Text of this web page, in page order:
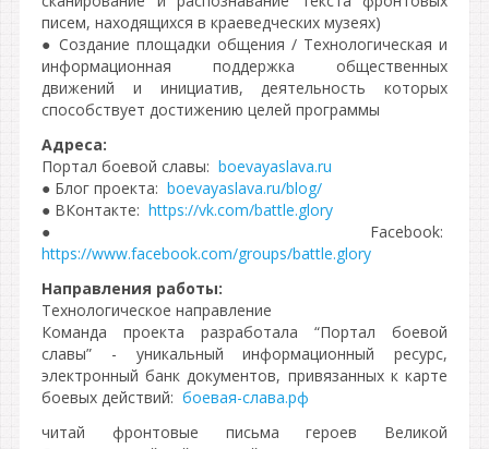
писем, находящихся в краеведческих музеях)
● Создание площадки общения / Технологическая и
информационная поддержка общественных
движений и инициатив, деятельность которых
способствует достижению целей программы
Адреса:
Портал боевой славы: boevayaslava.ru
● Блог проекта: boevayaslava.ru/blog/
● ВКонтакте: https://vk.com/battle.glory
● Facebook:
https://www.facebook.com/groups/battle.glory
Направления работы:
Технологическое направление
Команда проекта разработала “Портал боевой
славы” - уникальный информационный ресурс,
электронный банк документов, привязанных к карте
боевых действий: боевая-слава.рф
читай фронтовые письма героев Великой